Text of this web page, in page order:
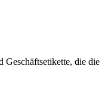
Geschäftsetikette, die die